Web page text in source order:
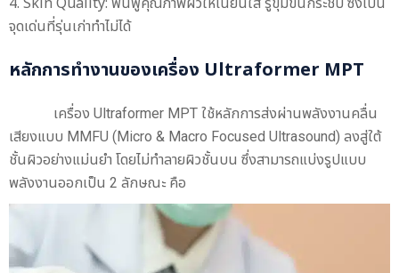
จุดเด่นที่รุ่นเก่าทำไม่ได้
หลักการทำงานของเครื่อง Ultraformer MPT
เครื่อง Ultraformer MPT ใช้หลักการส่งผ่านพลังงานคลื่น
เสียงแบบ MMFU (Micro & Macro Focused Ultrasound) ลงสู่ใต้
ชั้นผิวอย่างแม่นยำ โดยไม่ทำลายผิวชั้นบน ซึ่งสามารถแบ่งรูปแบบ
พลังงานออกเป็น 2 ลักษณะ คือ